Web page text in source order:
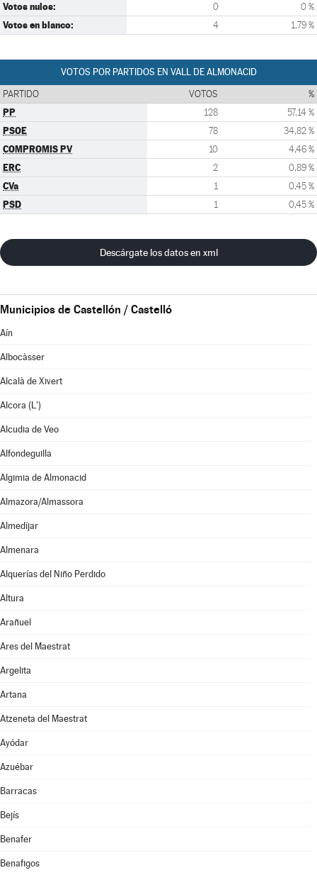
Votos nulos: 0 0 %
Votos en blanco: 4 1,79 %
VOTOS POR PARTIDOS EN VALL DE ALMONACID
PARTIDO VOTOS %
PP 128 57,14 %
PSOE 78 34,82 %
COMPROMIS PV 10 4,46 %
ERC 2 0,89 %
CVa 1 0,45 %
PSD 1 0,45 %
Descárgate los datos en xml
Municipios de Castellón / Castelló
Aín
Albocàsser
Alcalà de Xivert
Alcora (L')
Alcudia de Veo
Alfondeguilla
Algimia de Almonacid
Almazora/Almassora
Almedíjar
Almenara
Alquerías del Niño Perdido
Altura
Arañuel
Ares del Maestrat
Argelita
Artana
Atzeneta del Maestrat
Ayódar
Azuébar
Barracas
Bejís
Benafer
Benafigos